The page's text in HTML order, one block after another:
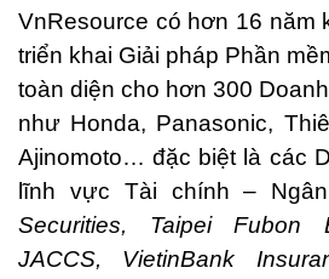
VnResource có hơn 16 năm
triển khai Giải pháp Phần
toàn diện cho hơn 300
như Honda, Panasonic,
Ajinomoto… đặc biệt là các
lĩnh vực Tài chính –
Securities, Taipei Fubon
JACCS, VietinBank